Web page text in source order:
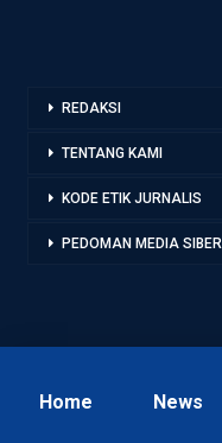
REDAKSI
TENTANG KAMI
KODE ETIK JURNALIS
PEDOMAN MEDIA SIBER
Home News